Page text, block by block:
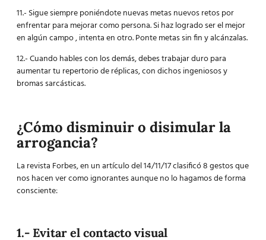
11.- Sigue siempre poniéndote nuevas metas nuevos retos por
enfrentar para mejorar como persona. Si haz logrado ser el mejor
en algún campo , intenta en otro. Ponte metas sin fin y alcánzalas.
12.- Cuando hables con los demás, debes trabajar duro para
aumentar tu repertorio de réplicas, con dichos ingeniosos y
bromas sarcásticas.
¿Cómo disminuir o disimular la
arrogancia?
La revista Forbes, en un artículo del 14/11/17 clasificó 8 gestos que
nos hacen ver como ignorantes aunque no lo hagamos de forma
consciente:
1.- Evitar el contacto visual